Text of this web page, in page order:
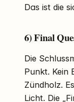
Das ist die
6) Final
Die
Punkt. Kein
Zündholz.
Licht. Die